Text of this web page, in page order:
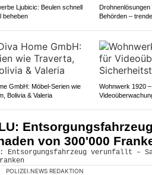
Ljubicic: Beulen schnell
beheben
Behörden –
GmbH: Möbel-Serien wie
Bolivia & Valeria
Wohnwerk 1920
von 300'000
POLIZEI.NEWS REDAKTION